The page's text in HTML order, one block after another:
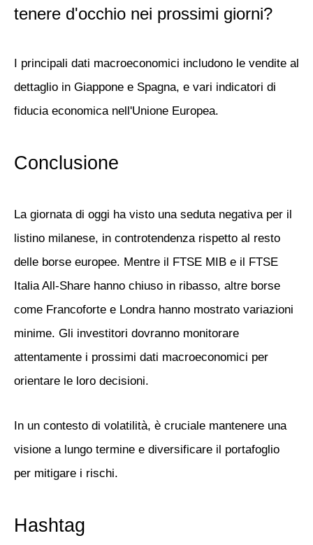
tenere d'occhio nei prossimi giorni?
I principali dati macroeconomici includono le vendite al
dettaglio in Giappone e Spagna, e vari indicatori di
fiducia economica nell'Unione Europea.
Conclusione
La giornata di oggi ha visto una seduta negativa per il
listino milanese, in controtendenza rispetto al resto
delle borse europee. Mentre il FTSE MIB e il FTSE
Italia All-Share hanno chiuso in ribasso, altre borse
come Francoforte e Londra hanno mostrato variazioni
minime. Gli investitori dovranno monitorare
attentamente i prossimi dati macroeconomici per
orientare le loro decisioni.
In un contesto di volatilità, è cruciale mantenere una
visione a lungo termine e diversificare il portafoglio
per mitigare i rischi.
Hashtag